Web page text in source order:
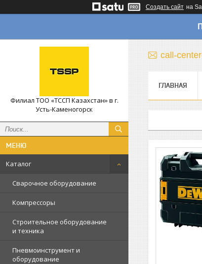
Создать сайт на
Филиал ТОО «ТССП Казахстан» в г.
Усть-Каменогорск
Каталог
Сварочное оборудование
Компрессоры
Строительное оборудование
и техника
Пневмоинструмент и
оборудование
call-
ГЛАВНАЯ